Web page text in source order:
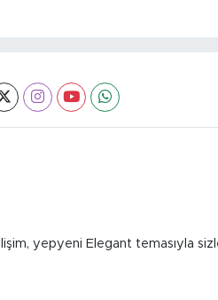
yepyeni Elegant temasıyla